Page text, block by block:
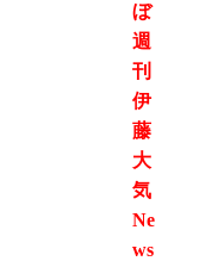
ぼ
週
刊
伊
藤
大
気
Ne
ws